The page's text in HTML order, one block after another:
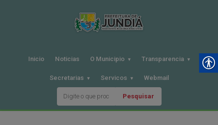
Inicio Noticias O Municipio Transparencia
Secretarias Servicos Webmail
Pesquisar